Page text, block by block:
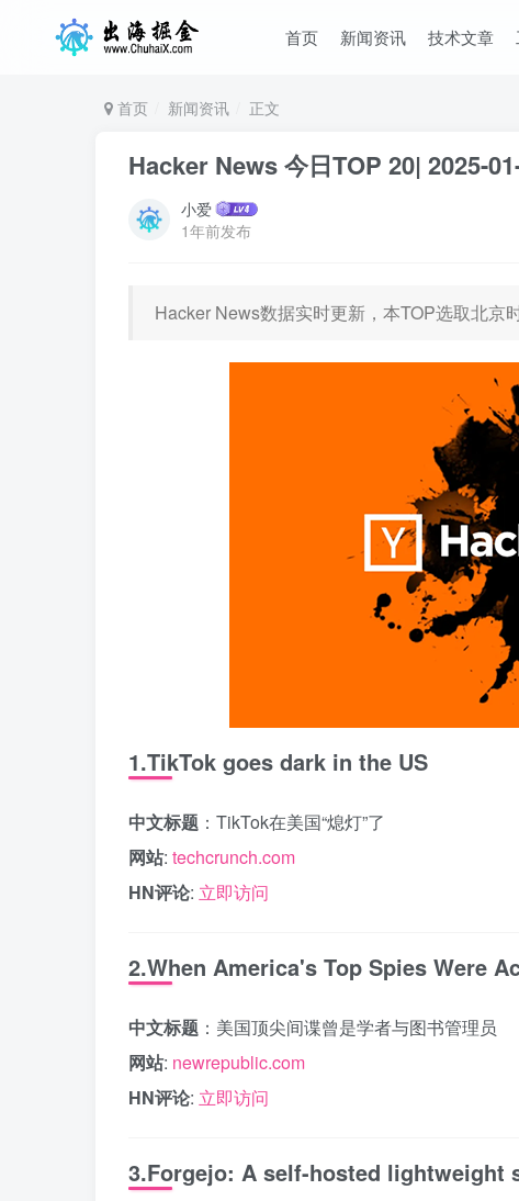
首页 新闻资讯 技术文章
首页 新闻资讯 正文
Hacker News 今日TOP 20| 2025-
小爱
1年前发布
Hacker News数据实时更新，本TOP选取北京
1.TikTok goes dark in the US
中文标题 ：TikTok在美国“熄灯”了
网站: techcrunch.com
HN评论: 立即访问
2.When America's Top Spies Were
中文标题 ：美国顶尖间谍曾是学者与图书管理员
网站: newrepublic.com
HN评论: 立即访问
3.Forgejo: A self-hosted lightweight